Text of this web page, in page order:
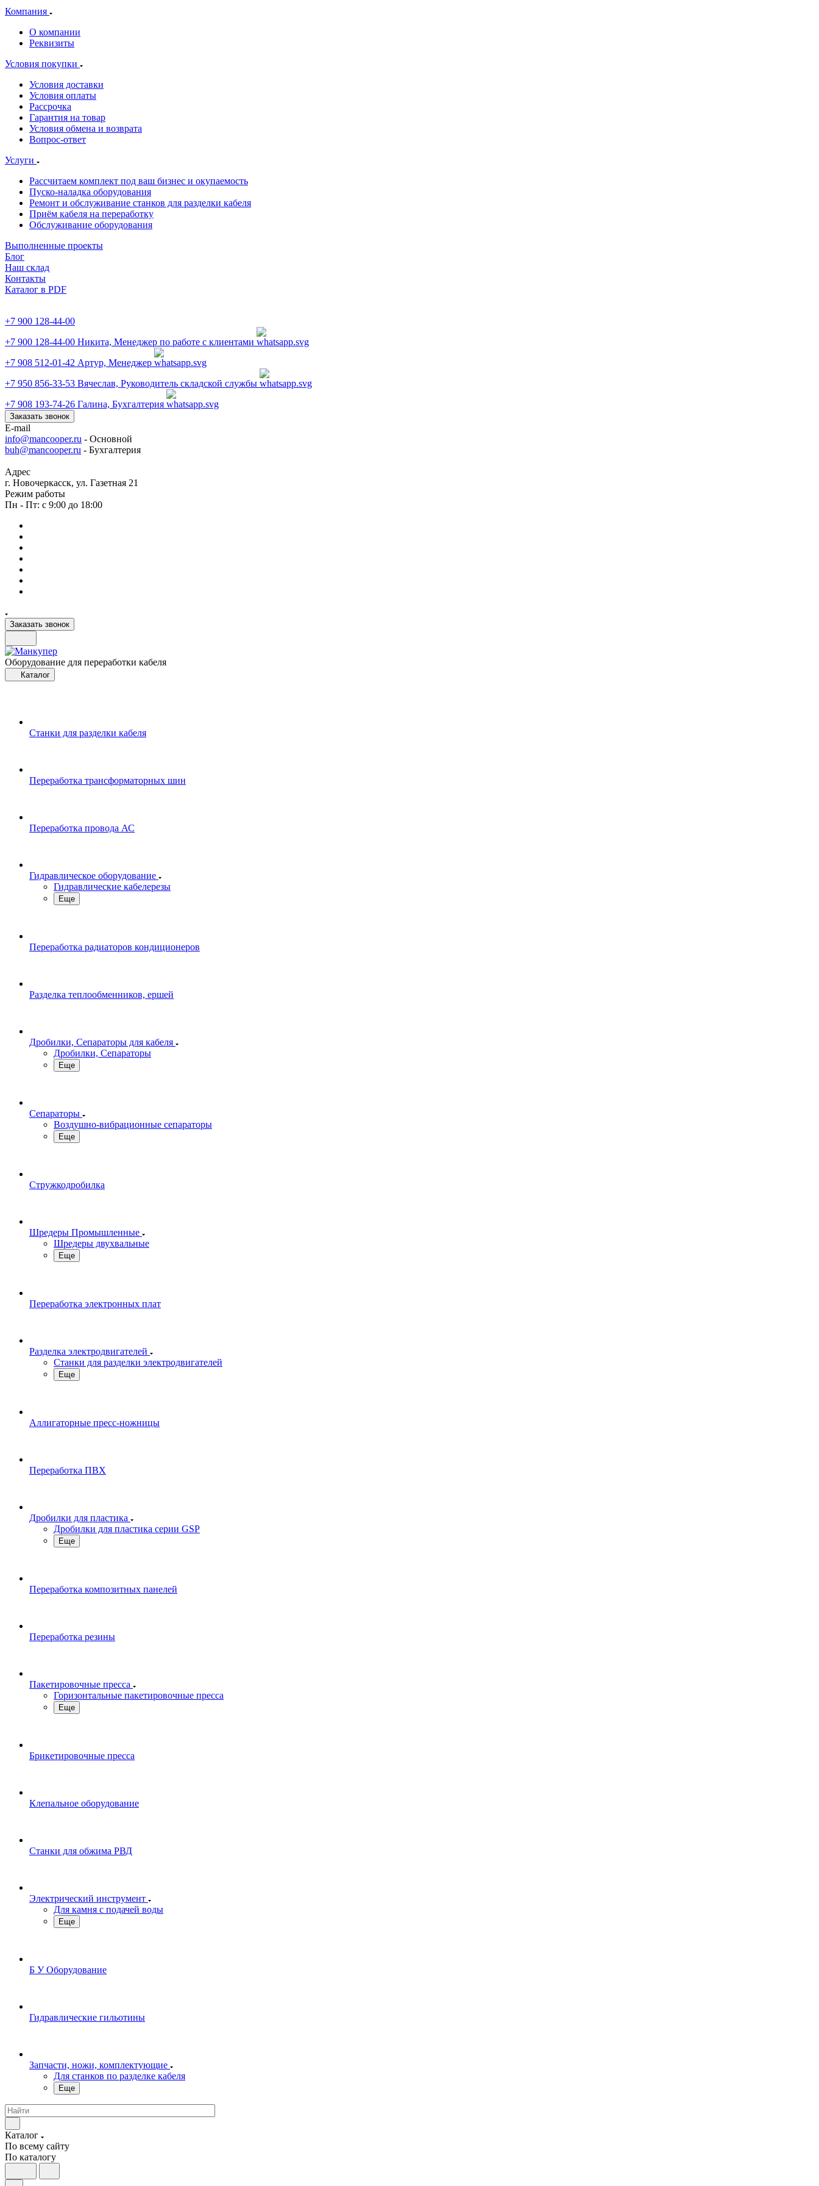
Компания
О компании
Реквизиты
Условия покупки
Условия доставки
Условия оплаты
Рассрочка
Гарантия на товар
Условия обмена и возврата
Вопрос-ответ
Услуги
Рассчитаем комплект под ваш бизнес и окупаемость
Пуско-наладка оборудования
Ремонт и обслуживание станков для разделки кабеля
Приём кабеля на переработку
Обслуживание оборудования
Выполненные проекты
Блог
Наш склад
Контакты
Каталог в PDF
+7 900 128-44-00
+7 900 128-44-00 Никита, Менеджер по работе с клиентами
+7 908 512-01-42 Артур, Менеджер
+7 950 856-33-53 Вячеслав, Руководитель складской службы
+7 908 193-74-26 Галина, Бухгалтерия
Заказать звонок
E-mail
info@mancooper.ru - Основной
buh@mancooper.ru - Бухгалтерия
Адрес
г. Новочеркасск, ул. Газетная 21
Режим работы
Пн - Пт: с 9:00 до 18:00
Заказать звонок
Оборудование для переработки кабеля
Каталог
Станки для разделки кабеля
Переработка трансформаторных шин
Переработка провода АС
Гидравлическое оборудование
Гидравлические кабелерезы
Еще
Переработка радиаторов кондиционеров
Разделка теплообменников, ершей
Дробилки, Сепараторы для кабеля
Дробилки, Сепараторы
Еще
Сепараторы
Воздушно-вибрационные сепараторы
Еще
Стружкодробилка
Шредеры Промышленные
Шредеры двухвальные
Еще
Переработка электронных плат
Разделка электродвигателей
Станки для разделки электродвигателей
Еще
Аллигаторные пресс-ножницы
Переработка ПВХ
Дробилки для пластика
Дробилки для пластика серии GSP
Еще
Переработка композитных панелей
Переработка резины
Пакетировочные пресса
Горизонтальные пакетировочные пресса
Еще
Брикетировочные пресса
Клепальное оборудование
Станки для обжима РВД
Электрический инструмент
Для камня с подачей воды
Еще
Б У Оборудование
Гидравлические гильотины
Запчасти, ножи, комплектующие
Для станков по разделке кабеля
Еще
Каталог
По всему сайту
По каталогу